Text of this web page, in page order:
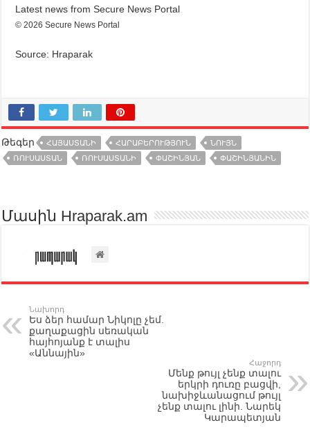
Latest news from Secure News Portal
© 2026 Secure News Portal
Source: Hraparak
Թեգեր ՀԱՅԱՍՏԱՆԻ ՀԱՐԱԲԵՐՈՒԹՅՈՒՆ
ՆՈՒՅՆ
ՌՈՒՍԱՍՏԱՆ
ՌՈՒՍԱՍՏԱՆԻ ՓԱՇԻՆՅԱՆ ՓԱՇԻՆՅԱՆԻՆ
Մասին Hraparak.am
Նախորդ
Ես ձեր համար Նիկոլը չեմ.
քաղաքացին սեռական
հայհոյանք է տալիս
«Աննային»
Հաջորդ
Մենք թույլ չենք տալու
երկրի դուռը բացվի,
նախիջևանացում թույլ
չենք տալու լինի. Նարեկ
Կարապետյան